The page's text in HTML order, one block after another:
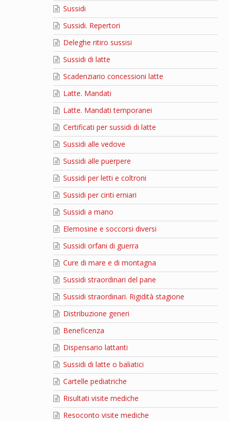
Sussidi
Sussidi. Repertori
Deleghe ritiro sussisi
Sussidi di latte
Scadenziario concessioni latte
Latte. Mandati
Latte. Mandati temporanei
Certificati per sussidi di latte
Sussidi alle vedove
Sussidi alle puerpere
Sussidi per letti e coltroni
Sussidi per cinti erniari
Sussidi a mano
Elemosine e soccorsi diversi
Sussidi orfani di guerra
Cure di mare e di montagna
Sussidi straordinari del pane
Sussidi straordinari. Rigidità stagione
Distribuzione generi
Beneficenza
Dispensario lattanti
Sussidi di latte o baliatici
Cartelle pediatriche
Risultati visite mediche
Resoconto visite mediche